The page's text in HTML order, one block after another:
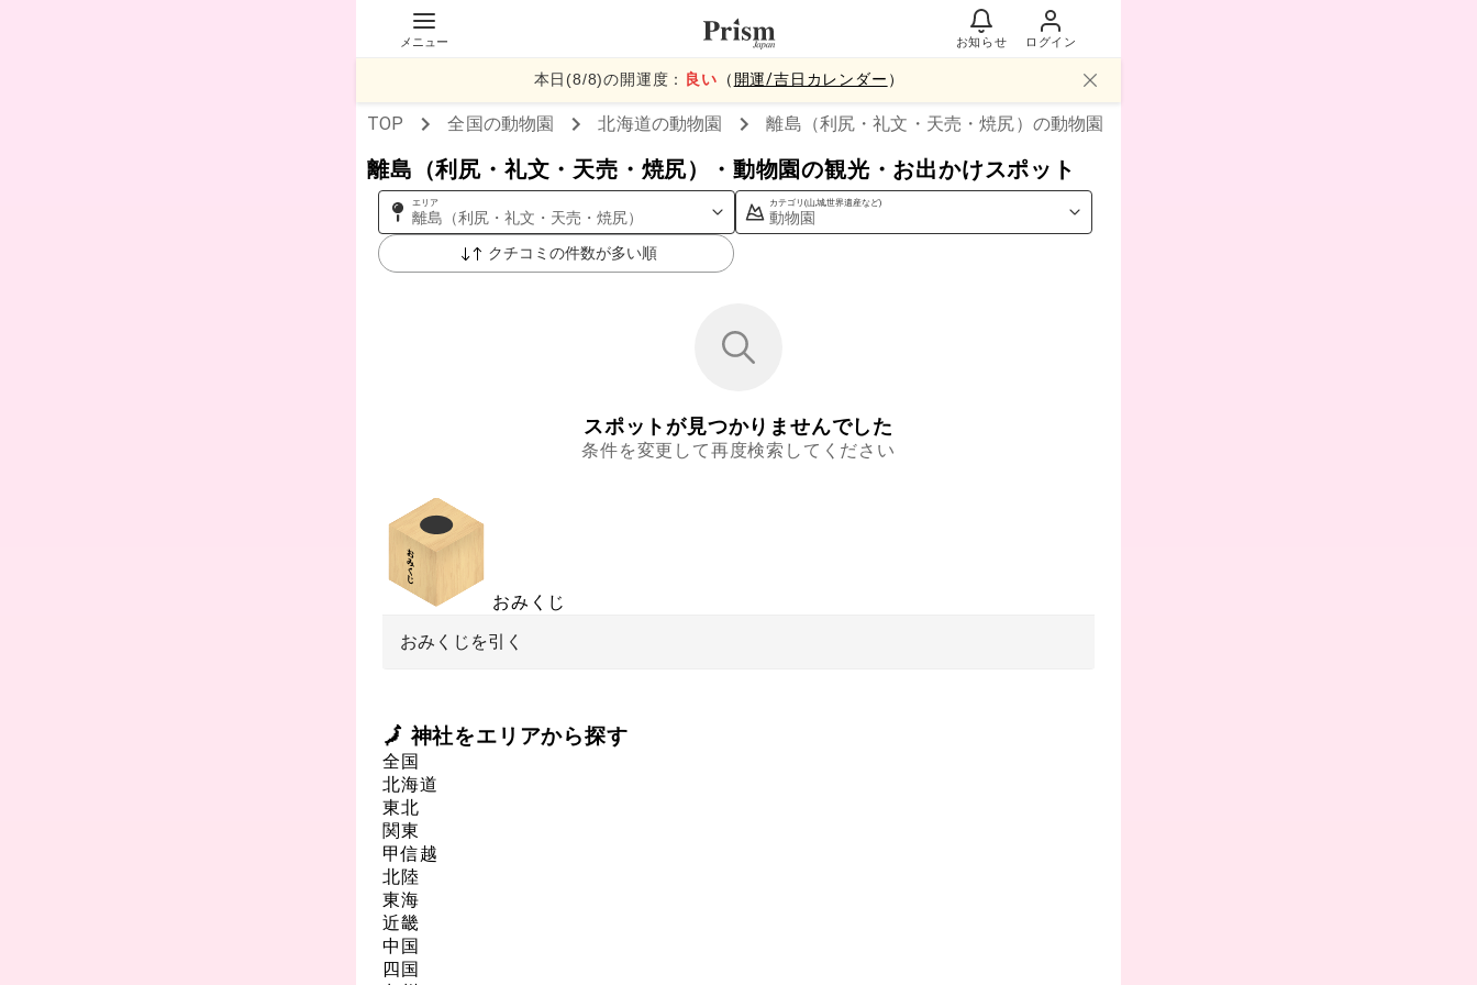
メニュー お知らせ ログイン
本日(8/8)の開運度： 良い （ 開運/吉日カレンダー ）
TOP 全国の動物園 北海道の動物園 離島（利尻・礼文・天売・焼尻） の動物園
離島（利尻・礼文・天売・焼尻）・動物園の観光・お出かけスポット
エリア
離島（利尻・礼文・天売・焼尻）
カテゴリ(山,城,世界遺産など)
動物園
クチコミの件数が多い順
スポットが見つかりませんでした
条件を変更して再度検索してください
おみくじ
おみくじを引く
🗾 神社をエリアから探す
全国
北海道
東北
関東
甲信越
北陸
東海
近畿
中国
四国